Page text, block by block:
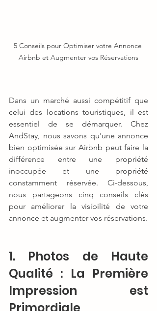
5 Conseils pour Optimiser votre Annonce
Airbnb et Augmenter vos Réservations
Dans un marché aussi compétitif que
celui des locations touristiques, il est
essentiel de se démarquer. Chez
AndStay, nous savons qu'une annonce
bien optimisée sur Airbnb peut faire la
différence entre une propriété
inoccupée et une propriété
constamment réservée. Ci-dessous,
nous partageons cinq conseils clés
pour améliorer la visibilité de votre
annonce et augmenter vos réservations.
1. Photos de Haute
Qualité : La Première
Impression est